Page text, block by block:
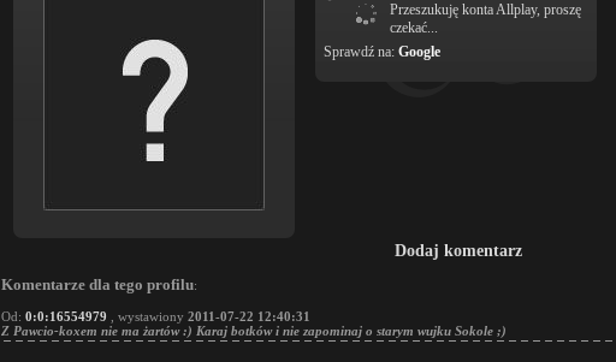
Przeszukuję konta Allplay, proszę
czekać...
Sprawdź na: Google
Dodaj komentarz
Komentarze dla tego profilu:
Od: 0:0:16554979 , wystawiony 2011-07-22 12:40:31
Z Pawcio-koxem nie ma żartów :) Karaj botków i nie zapominaj o starym wujku Sokole ;)